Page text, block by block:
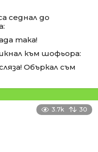
седнал до
така!
към шофьора:
Объркал съм
3.7k 30